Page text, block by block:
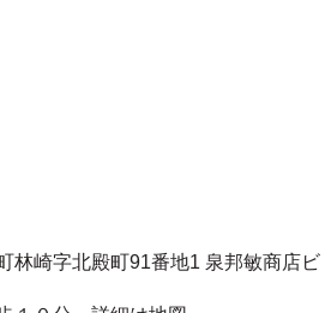
林崎字北殿町91番地1 泉邦敏商店ビ